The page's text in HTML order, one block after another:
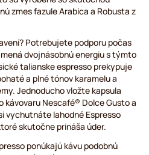
zmes fazule Arabica a Robusta z
Potrebujete podporu počas
dvojnásobnú energiu s týmto
talianske espresso prekypuje
a plné tónov karamelu a
Jednoducho vložte kapsula
kávovaru Nescafé® Dolce Gusto a
vychutnáte lahodné Espresso
skutočne prináša úder.
ponúkajú kávu podobnú